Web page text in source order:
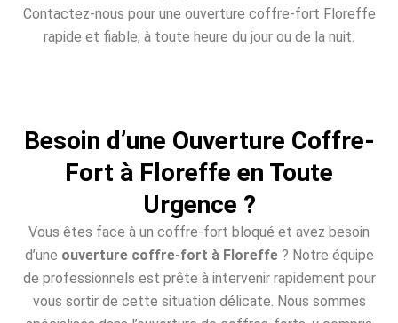
Contactez-nous pour une ouverture coffre-fort Floreffe
rapide et fiable, à toute heure du jour ou de la nuit.
Besoin d’une Ouverture Coffre-
Fort à Floreffe en Toute
Urgence ?
Vous êtes face à un coffre-fort bloqué et avez besoin
d’une ouverture coffre-fort à Floreffe? Notre équipe
de professionnels est prête à intervenir rapidement pour
vous sortir de cette situation délicate. Nous sommes